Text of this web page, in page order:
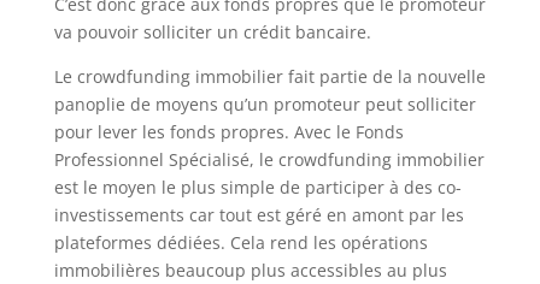
va pouvoir solliciter un crédit bancaire.
Le crowdfunding immobilier fait partie de la nouvelle
panoplie de moyens qu’un promoteur peut solliciter
pour lever les fonds propres. Avec le Fonds
Professionnel Spécialisé, le crowdfunding immobilier
est le moyen le plus simple de participer à des co-
investissements car tout est géré en amont par les
plateformes dédiées. Cela rend les opérations
immobilières beaucoup plus accessibles au plus